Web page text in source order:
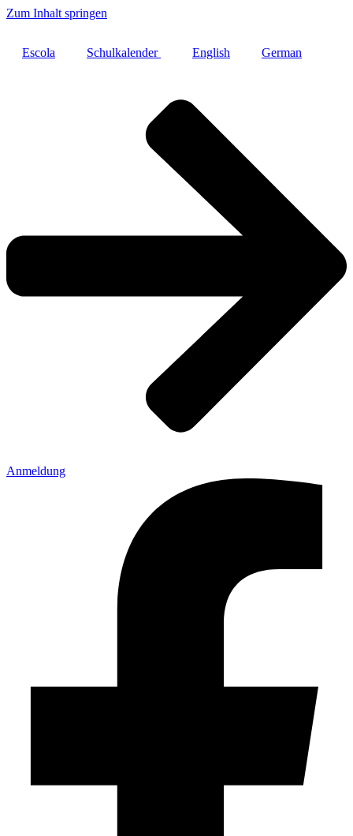
Zum Inhalt springen
Escola Schulkalender English German
Anmeldung